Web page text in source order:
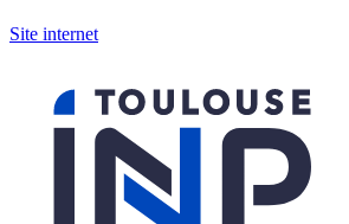
Site internet